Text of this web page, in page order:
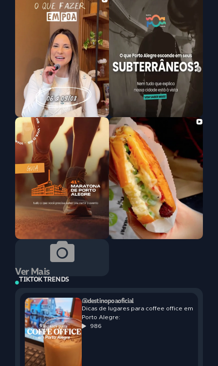
Ver Mais
TIKTOK TRENDS
@destinopoaoficial
Dicas de lugares para coffee office em
Porto Alegre:
986